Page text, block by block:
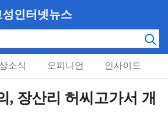
성인터넷뉴스
소식 오피니언 인사이드
, 장산리 허씨고가서 개